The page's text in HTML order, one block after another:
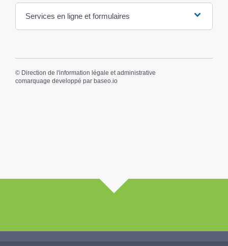
Services en ligne et formulaires
© Direction de l'information légale et administrative
comarquage developpé par baseo.io